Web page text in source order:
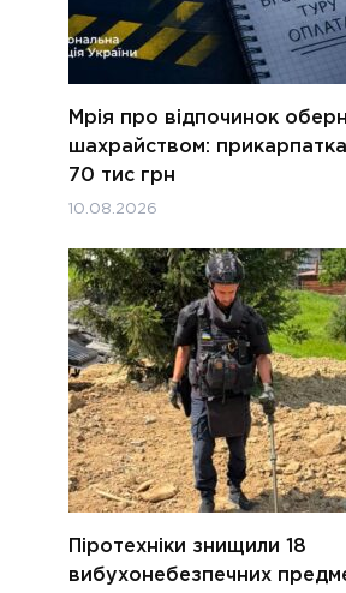
Мрія про відпочинок
шахрайством:
70 тис грн
10.08.2026
Піротехніки знищили 18
вибухонебезпечних